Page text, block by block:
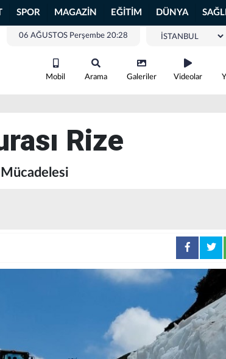
SPOR MAGAZİN EĞİTİM DÜNYA
06 AĞUSTOS Perşembe 20:28
Mobil Arama Galeriler Videolar
Rize
Mücadelesi